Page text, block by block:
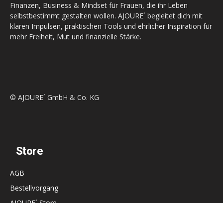
Finanzen, Business & Mindset für Frauen, die ihr Leben
selbstbestimmt gestalten wollen. AJOURE´ begleitet dich mit
klaren Impulsen, praktischen Tools und ehrlicher Inspiration für
mehr Freiheit, Mut und finanzielle Stärke.
© AJOURE´ GmbH & Co. KG
Store
AGB
Bestellvorgang